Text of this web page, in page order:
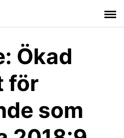
Ökad
för
som